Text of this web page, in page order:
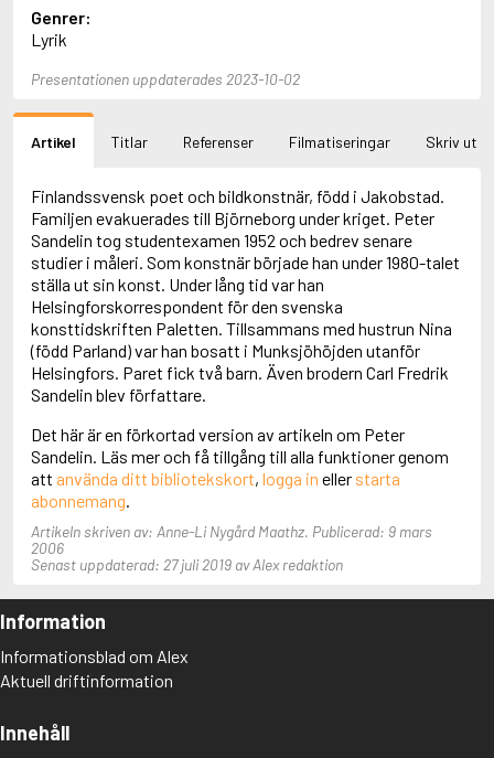
Adbåge, Emma
Adbåge, Lisen
Adelborg, Ottilia
Adichie, Chimamanda Ngozi
Adler-Olsen, Jussi
Adlerbeth, Gudmund Jöran
Adolfsson, Eva
Adolfsson, Evert
Adolfsson, Gunnar
Adolfsson, Josefine
Adolfsson, Maria
Adolphsen, Peter
Genrer:
Lyrik
Presentationen uppdaterades 2023-10-02
Artikel Titlar Referenser Filmatiseringar Skriv ut
Finlandssvensk poet och bildkonstnär, född i Jakobstad.
Familjen evakuerades till Björneborg under kriget. Peter
Sandelin tog studentexamen 1952 och bedrev senare
studier i måleri. Som konstnär började han under 1980-talet
ställa ut sin konst. Under lång tid var han
Helsingforskorrespondent för den svenska
konsttidskriften Paletten. Tillsammans med hustrun Nina
(född Parland) var han bosatt i Munksjöhöjden utanför
Helsingfors. Paret fick två barn. Även brodern Carl Fredrik
Sandelin blev författare.
Det här är en förkortad version av artikeln om Peter
Sandelin. Läs mer och få tillgång till alla funktioner genom
att använda ditt bibliotekskort, logga in eller starta
abonnemang
Artikeln skriven av: Anne-Li Nygård Maathz. Publicerad: 9 mars
2006
Senast uppdaterad: 27 juli 2019 av Alex redaktion
Information
Informationsblad om Alex
Aktuell driftinformation
Innehåll